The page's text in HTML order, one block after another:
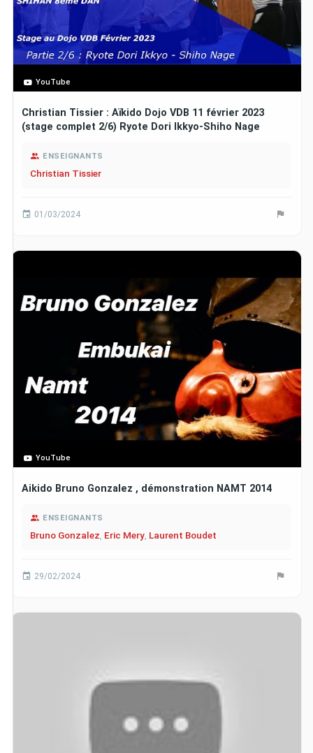
YouTube
Christian Tissier : Aïkido Dojo VDB 11 février 2023
(stage complet 2/6) Ryote Dori Ikkyo-Shiho Nage
ENSEIGNANTS
Christian Tissier
01/03/2024
YouTube
Aikido Bruno Gonzalez , démonstration NAMT 2014
ENSEIGNANTS
Bruno Gonzalez Eric Mery Laurent Boudet
29/02/2024